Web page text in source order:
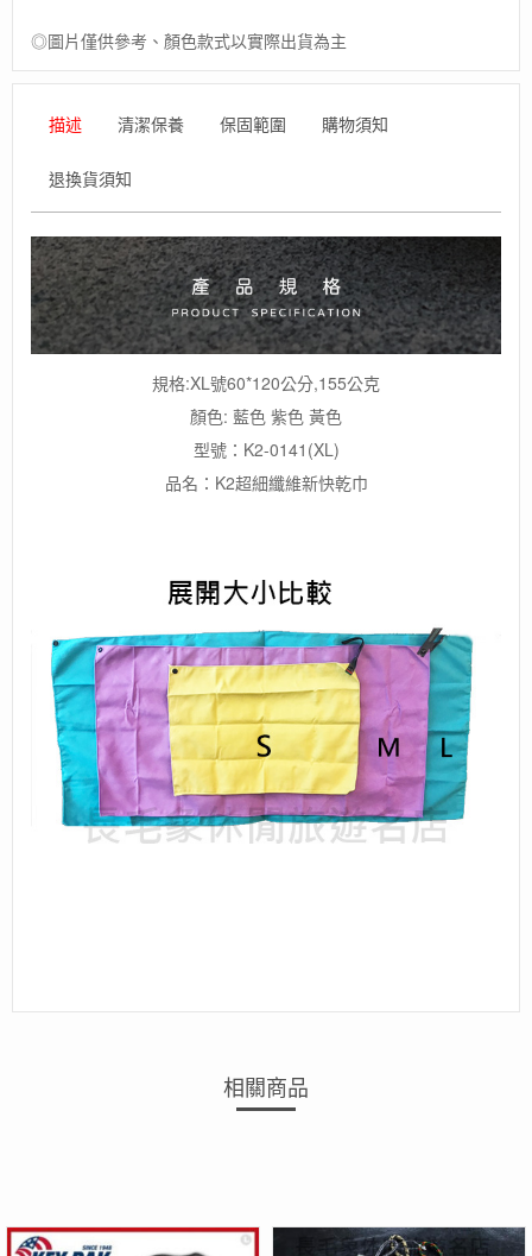
◎圖片僅供參考、顏色款式以實際出貨為主
描述 清潔保養 保固範圍 購物須知
退換貨須知
規格:XL號60*120公分,155公克
顏色: 藍色 紫色 黃色
型號：K2-0141(XL)
品名：K2超細纖維新快乾巾
相關商品